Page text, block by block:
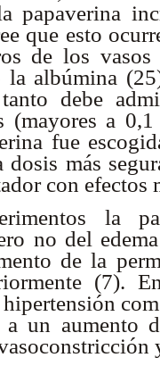
papaverina
que esto
de los
la albúmina
debe
(mayores a
fue
dosis más
con
la
no del
de la
(7).
a un aumento